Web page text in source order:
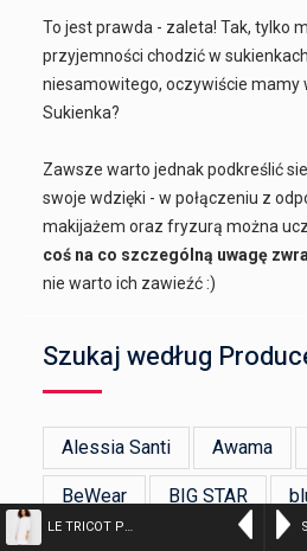
LE TRICOT PERUGIA – Lniana sukienka z frędzlami
To jest prawda - zaleta! Tak, tylko
przyjemności chodzić w
niesamowitego, oczywiście mamy
Sukienka?
Zawsze warto jednak podkreślić
swoje wdzięki - w połączeniu z
makijażem oraz fryzurą można
coś na co szczególną uwagę
nie warto ich zawieźć :)
Szukaj według
Alessia Santi Awama
BeWear BIG STAR
BRONX AND